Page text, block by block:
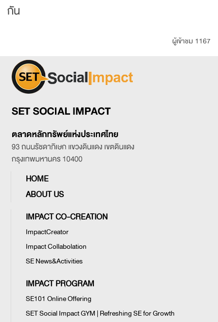
กัน
ผู้เข้าชม 1167
HOME
ABOUT US
IMPACT CO-CREATION
ImpactCreator
Impact Collabolation
SE News&Activities
IMPACT PROGRAM
SE101 Online Offering
SET Social Impact GYM | Refreshing SE for Growth